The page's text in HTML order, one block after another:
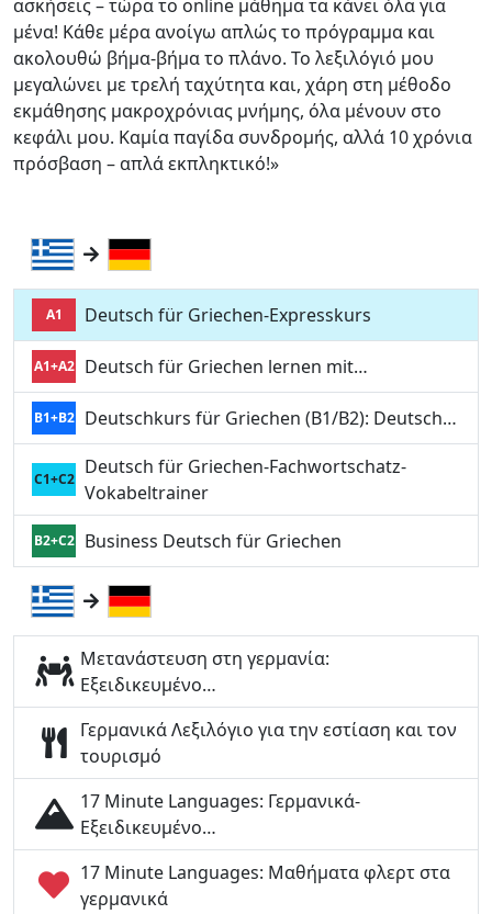
ασκήσεις – τώρα το online μάθημα τα κάνει όλα για
μένα! Κάθε μέρα ανοίγω απλώς το πρόγραμμα και
ακολουθώ βήμα-βήμα το πλάνο. Το λεξιλόγιό μου
μεγαλώνει με τρελή ταχύτητα και, χάρη στη μέθοδο
εκμάθησης μακροχρόνιας μνήμης, όλα μένουν στο
κεφάλι μου. Καμία παγίδα συνδρομής, αλλά 10 χρόνια
πρόσβαση – απλά εκπληκτικό!»
A1 Deutsch für Griechen-Expresskurs
A1+A2 Deutsch für Griechen lernen mit…
B1+B2 Deutschkurs für Griechen (B1/B2): Deutsch…
C1+C2
Deutsch für Griechen-Fachwortschatz-
Vokabeltrainer
B2+C2 Business Deutsch für Griechen
Μετανάστευση στη γερμανία:
Εξειδικευμένο…
Γερμανικά Λεξιλόγιο για την εστίαση και τον
τουρισμό
17 Minute Languages: Γερμανικά-
Εξειδικευμένο…
17 Minute Languages: Μαθήματα φλερτ στα
γερμανικά